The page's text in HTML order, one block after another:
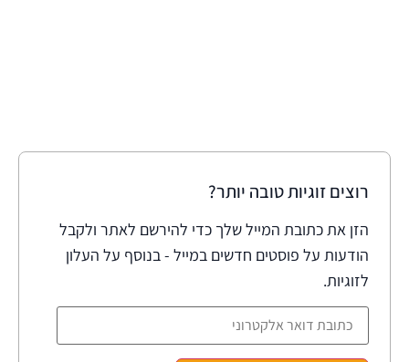
רוצים זוגיות טובה יותר?
הזן את כתובת המייל שלך כדי להירשם לאתר ולקבל
הודעות על פוסטים חדשים במייל - בנוסף על העלון
לזוגיות.